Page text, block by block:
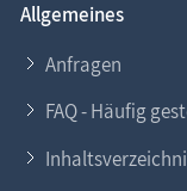
Allgemeines
Anfragen
FAQ - Häufig